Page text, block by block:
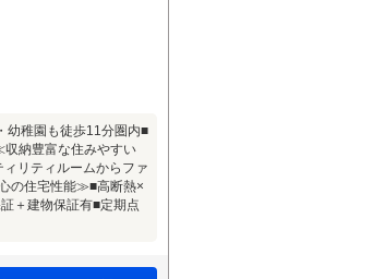
幼稚園も徒歩11分圏内■
納豊富な住みやすい
リティルームからファ
の住宅性能≫■高断熱×
＋建物保証有■定期点